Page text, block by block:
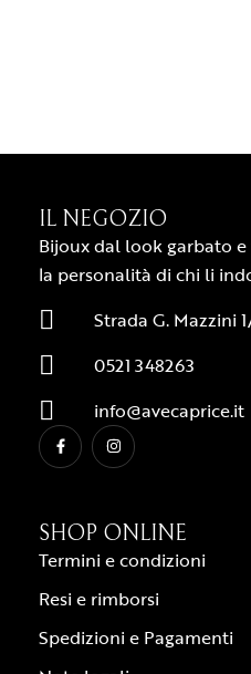
IL NEGOZIO
Bijoux dal look garbato
la personalità di chi li
Strada G. Mazzini
0521 348263
info@avecaprice.it
SHOP ONLINE
Termini e condizioni
Resi e rimborsi
Spedizioni e Pagamenti